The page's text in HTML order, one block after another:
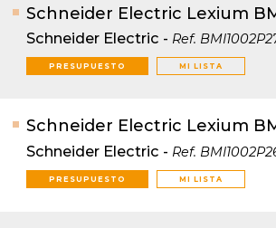
Schneider Electric Lexium
Schneider Electric - Ref.
PRESUPUESTO MI LISTA
Schneider Electric Lexium
Schneider Electric - Ref.
PRESUPUESTO MI LISTA